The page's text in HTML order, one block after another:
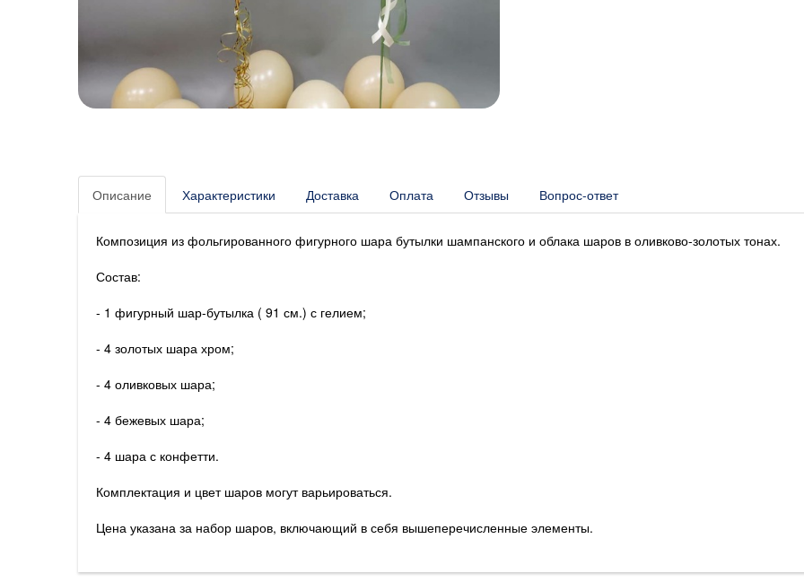
Описание Характеристики Доставка Оплата Отзывы Вопрос-ответ
Композиция из фольгированного фигурного шара бутылки шампанского и облака шаров в оливково-золотых тонах.
Состав:
- 1 фигурный шар-бутылка ( 91 см.) с гелием;
- 4 золотых шара хром;
- 4 оливковых шара;
- 4 бежевых шара;
- 4 шара с конфетти.
Комплектация и цвет шаров могут варьироваться.
Цена указана за набор шаров, включающий в себя вышеперечисленные элементы.